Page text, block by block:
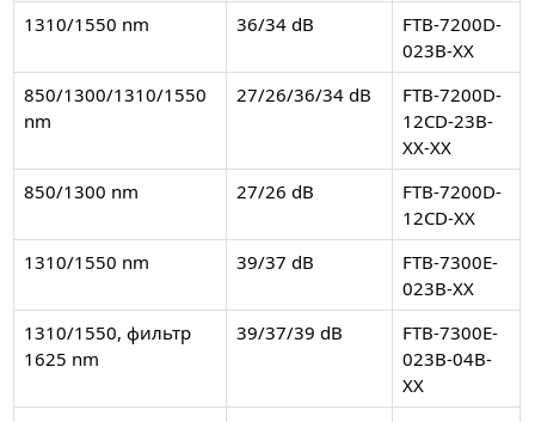
1310/1550 nm
36/34 dB
FTB-7200D-
023B-XX
850/1300/1310/1550
nm
27/26/36/34 dB
FTB-7200D-
12CD-23B-
XX-XX
850/1300 nm
27/26 dB
FTB-7200D-
12CD-XX
1310/1550 nm
39/37 dB
FTB-7300E-
023B-XX
1310/1550, фильтр
1625 nm
39/37/39 dB
FTB-7300E-
023B-04B-
XX